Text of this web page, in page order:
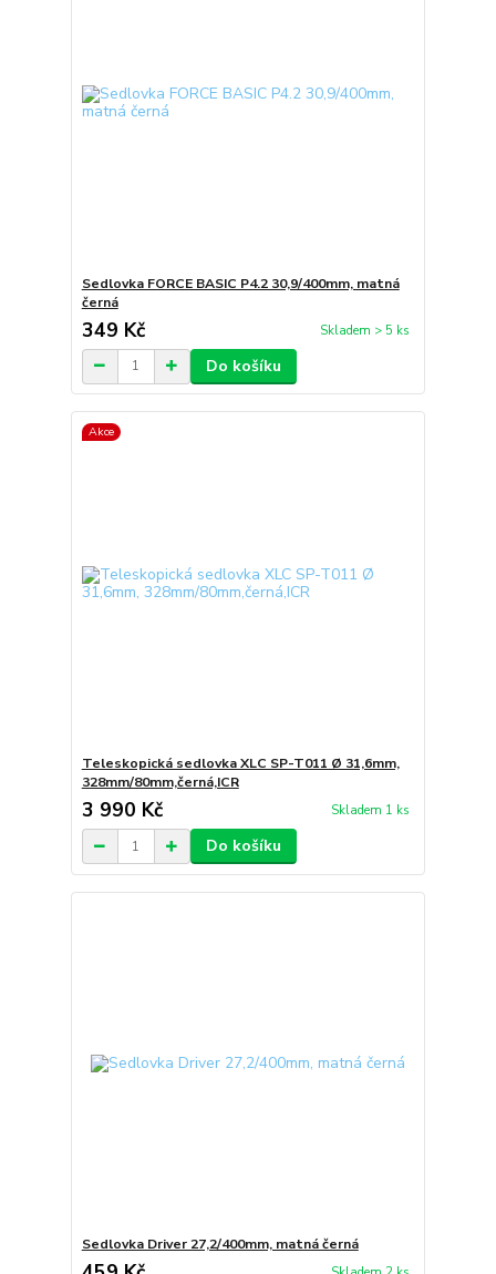
Sedlovka FORCE BASIC P4.2 30,9/400mm, matná
černá
349 Kč Skladem > 5 ks
Do košíku
Akce
Teleskopická sedlovka XLC SP-T011 Ø 31,6mm,
328mm/80mm,černá,ICR
3 990 Kč Skladem 1 ks
Do košíku
Sedlovka Driver 27,2/400mm, matná černá